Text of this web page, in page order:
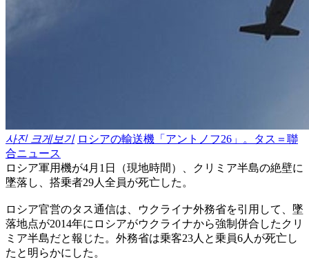
사진 크게보기 ロシアの輸送機「アントノフ26」。タス＝聯
合ニュース
ロシア軍用機が4月1日（現地時間）、クリミア半島の絶壁に
墜落し、搭乗者29人全員が死亡した。
ロシア官営のタス通信は、ウクライナ外務省を引用して、墜
落地点が2014年にロシアがウクライナから強制併合したクリ
ミア半島だと報じた。外務省は乗客23人と乗員6人が死亡し
たと明らかにした。